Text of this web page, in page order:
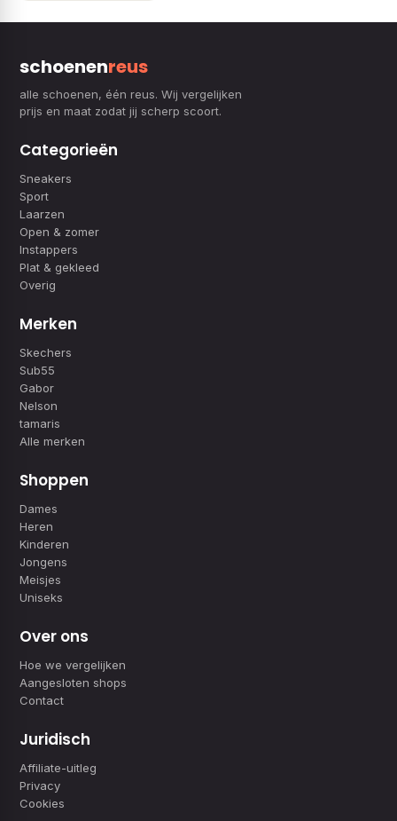
schoenenreus
alle schoenen, één reus. Wij vergelijken
prijs en maat zodat jij scherp scoort.
Categorieën
Sneakers
Sport
Laarzen
Open & zomer
Instappers
Plat & gekleed
Overig
Merken
Skechers
Sub55
Gabor
Nelson
tamaris
Alle merken
Shoppen
Dames
Heren
Kinderen
Jongens
Meisjes
Uniseks
Over ons
Hoe we vergelijken
Aangesloten shops
Contact
Juridisch
Affiliate-uitleg
Privacy
Cookies